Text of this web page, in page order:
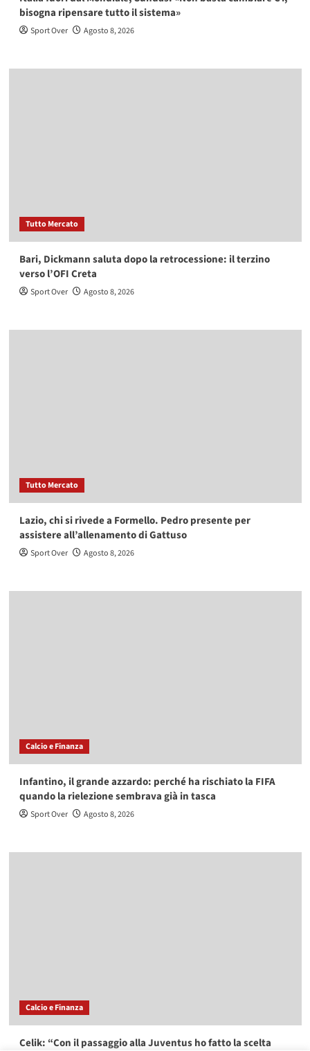
bisogna ripensare tutto il sistema»
Sport Over Agosto 8, 2026
Tutto Mercato
Bari, Dickmann saluta dopo la retrocessione: il terzino
verso l’OFI Creta
Sport Over Agosto 8, 2026
Tutto Mercato
Lazio, chi si rivede a Formello. Pedro presente per
assistere all’allenamento di Gattuso
Sport Over Agosto 8, 2026
Calcio e Finanza
Infantino, il grande azzardo: perché ha rischiato la FIFA
quando la rielezione sembrava già in tasca
Sport Over Agosto 8, 2026
Calcio e Finanza
Celik: “Con il passaggio alla Juventus ho fatto la scelta